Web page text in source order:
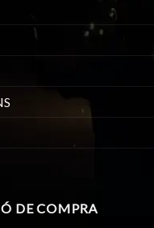
DE COMPRA